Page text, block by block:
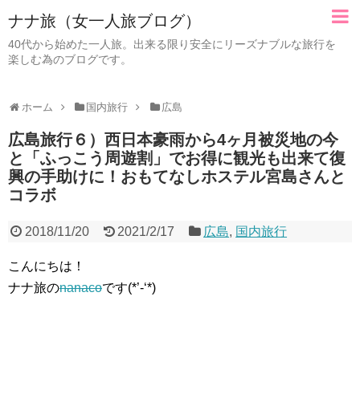
ナナ旅（女一人旅ブログ）
40代から始めた一人旅。出来る限り安全にリーズナブルな旅行を
楽しむ為のブログです。
ホーム 国内旅行 広島
広島旅行６）西日本豪雨から4ヶ月被災地の今
と「ふっこう周遊割」でお得に観光も出来て復
興の手助けに！おもてなしホステル宮島さんと
コラボ
2018/11/20 2021/2/17 広島, 国内旅行
こんにちは！
ナナ旅のnanacoです(*’-‘*)